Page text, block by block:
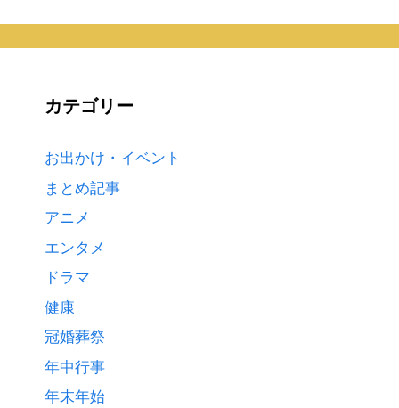
カテゴリー
お出かけ・イベント
まとめ記事
アニメ
エンタメ
ドラマ
健康
冠婚葬祭
年中行事
年末年始